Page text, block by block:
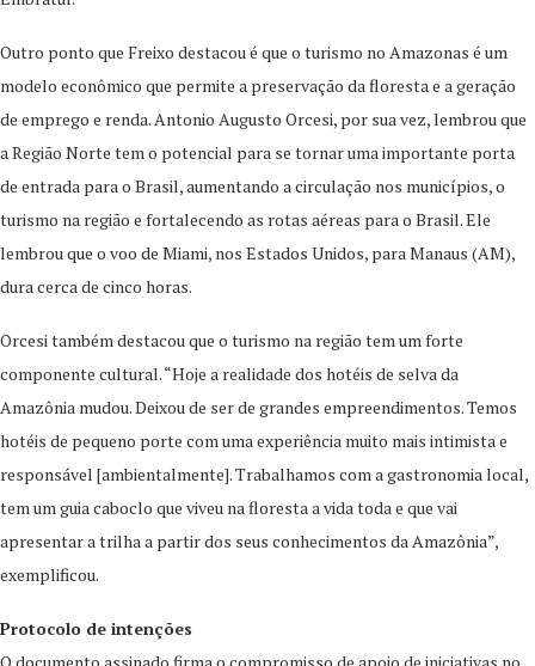
Outro ponto que Freixo destacou é que o turismo no Amazonas é um
modelo econômico que permite a preservação da floresta e a geração
de emprego e renda. Antonio Augusto Orcesi, por sua vez, lembrou que
a Região Norte tem o potencial para se tornar uma importante porta
de entrada para o Brasil, aumentando a circulação nos municípios, o
turismo na região e fortalecendo as rotas aéreas para o Brasil. Ele
lembrou que o voo de Miami, nos Estados Unidos, para Manaus (AM),
dura cerca de cinco horas.
Orcesi também destacou que o turismo na região tem um forte
componente cultural. “Hoje a realidade dos hotéis de selva da
Amazônia mudou. Deixou de ser de grandes empreendimentos. Temos
hotéis de pequeno porte com uma experiência muito mais intimista e
responsável [ambientalmente]. Trabalhamos com a gastronomia local,
tem um guia caboclo que viveu na floresta a vida toda e que vai
apresentar a trilha a partir dos seus conhecimentos da Amazônia”,
exemplificou.
Protocolo de intenções
O documento assinado firma o compromisso de apoio de iniciativas no